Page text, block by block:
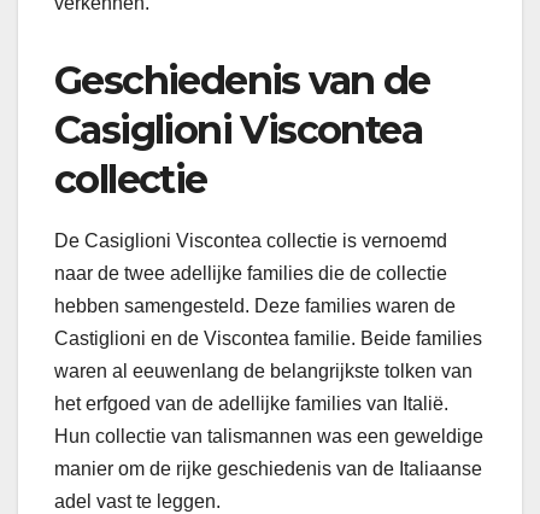
Geschiedenis van de
Casiglioni Viscontea
collectie
De Casiglioni Viscontea collectie is vernoemd
naar de twee adellijke families die de collectie
hebben samengesteld. Deze families waren de
Castiglioni en de Viscontea familie. Beide families
waren al eeuwenlang de belangrijkste tolken van
het erfgoed van de adellijke families van Italië.
Hun collectie van talismannen was een geweldige
manier om de rijke geschiedenis van de Italiaanse
adel vast te leggen.